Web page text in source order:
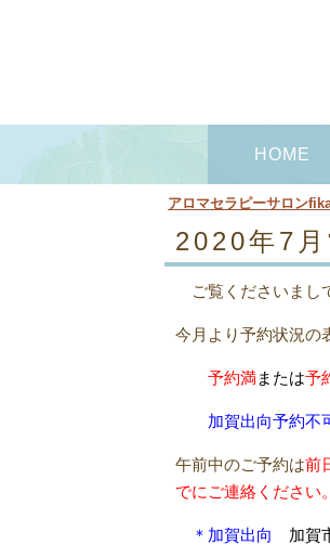
メインメニュ
テ
ツ
動
HOME
アロマセラピーサロン
2020年7
ご覧くださいまし
今月より予約状況の
予約満または予
加賀出向予約
午前中のご予約は前
でにご連絡ください。
＊加賀出向 加賀